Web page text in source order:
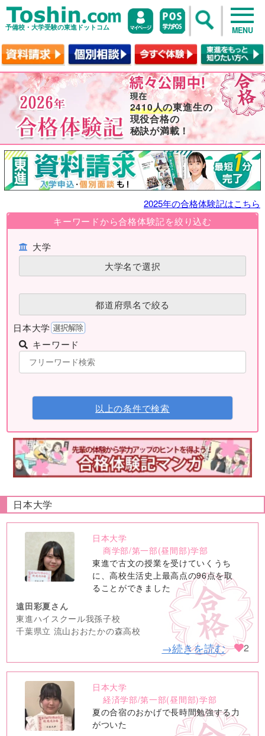
予備校・大学受験の東進ドットコム MENU
2410人の東進生の
現役合格の
秘訣が満載！
2025年の合格体験記はこちら
キーワードから合格体験記を絞り込む
大学
大学名で選択
都道府県名で絞る
日本大学
キーワード
以上の条件で検索
日本大学
no
image
日本大学
商学部/第一部(昼間部)学部
東進で古文の授業を受けていくうち
に、高校生活史上最高点の96点を取
ることができました
遠田彩夏さん
東進ハイスクール我孫子校
千葉県立 流山おおたかの森高校
→続きを読む 2
no
image
日本大学
経済学部/第一部(昼間部)学部
夏の合宿のおかげで長時間勉強する力
がついた